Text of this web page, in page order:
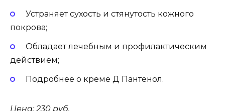
Устраняет сухость и стянутость кожного
покрова;
Обладает лечебным и профилактическим
действием;
Подробнее о креме Д Пантенол.
Цена: 230 руб.